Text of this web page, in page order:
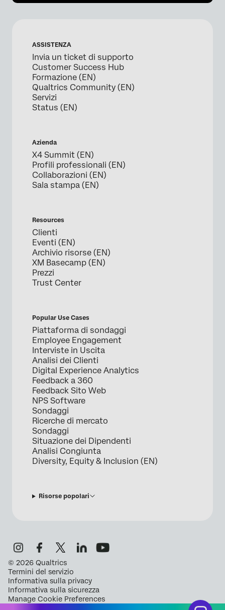
ASSISTENZA
Invia un ticket di supporto
Customer Success Hub
Formazione (EN)
Qualtrics Community (EN)
Servizi
Status (EN)
Azienda
X4 Summit (EN)
Profili professionali (EN)
Collaborazioni (EN)
Sala stampa (EN)
Resources
Clienti
Eventi (EN)
Archivio risorse (EN)
XM Basecamp (EN)
Prezzi
Trust Center
Popular Use Cases
Piattaforma di sondaggi
Employee Engagement
Interviste in Uscita
Analisi dei Clienti
Digital Experience Analytics
Feedback a 360
Feedback Sito Web
NPS Software
Sondaggi
Ricerche di mercato
Sondaggi
Situazione dei Dipendenti
Analisi Congiunta
Diversity, Equity & Inclusion (EN)
Risorse popolari
© 2026 Qualtrics
Termini del servizio
Informativa sulla privacy
Informativa sulla sicurezza
Manage Cookie Preferences